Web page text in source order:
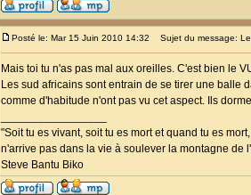
Posté le: Mar 15 Juin 2010 14:32 Sujet du message:
Mais toi tu n'as pas mal aux oreilles. C'est bien le
Les sud africains sont entrain de se tirer une balle
comme d'habitude n'ont pas vu cet aspect. Ils
"Soit tu es vivant, soit tu es mort et quand tu es
n'arrive pas dans la vie à soulever la montagne de
Steve Bantu Biko